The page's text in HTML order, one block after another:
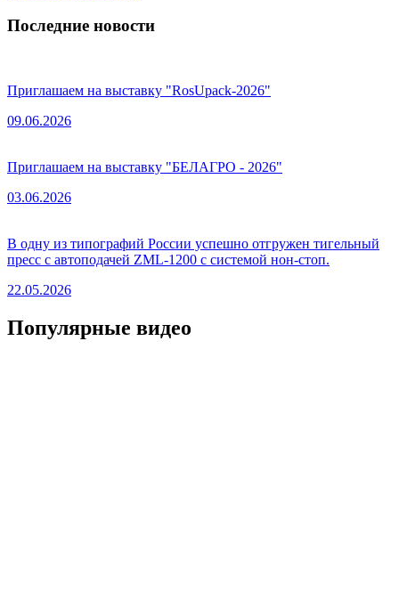
Последние новости
Приглашаем на выставку "RosUpack-2026"
09.06.2026
Приглашаем на выставку "БЕЛАГРО - 2026"
03.06.2026
В одну из типографий России успешно отгружен тигельный
пресс с автоподачей ZML-1200 с системой нон-стоп.
22.05.2026
Популярные видео